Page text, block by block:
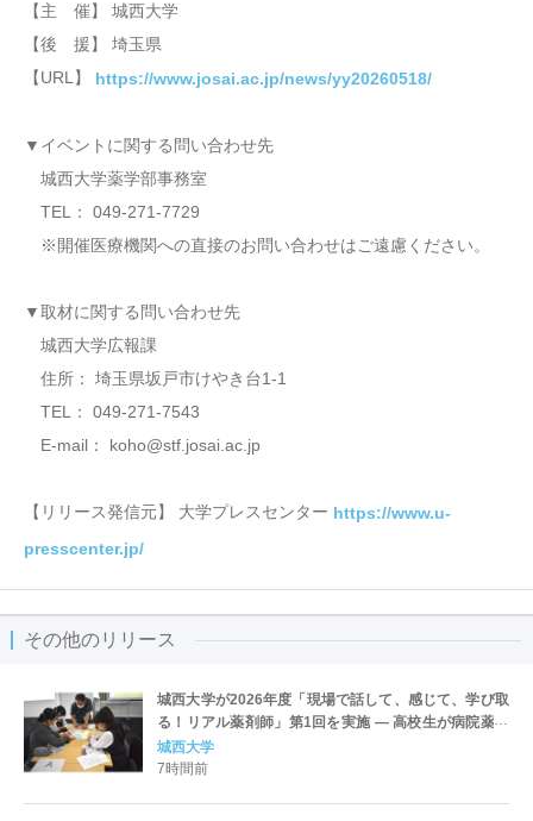
【主 催】 城西大学
【後 援】 埼玉県
【URL】 https://www.josai.ac.jp/news/yy20260518/
▼イベントに関する問い合わせ先
城西大学薬学部事務室
TEL： 049-271-7729
※開催医療機関への直接のお問い合わせはご遠慮ください。
▼取材に関する問い合わせ先
城西大学広報課
住所： 埼玉県坂戸市けやき台1-1
TEL： 049-271-7543
E-mail： koho@stf.josai.ac.jp
【リリース発信元】 大学プレスセンター https://www.u-
presscenter.jp/
その他のリリース
城西大学が2026年度「現場で話して、感じて、学び取
る！リアル薬剤師」第1回を実施 ― 高校生が病院薬剤
師のリアルに触れる体験型プログラム
城西大学
7時間前